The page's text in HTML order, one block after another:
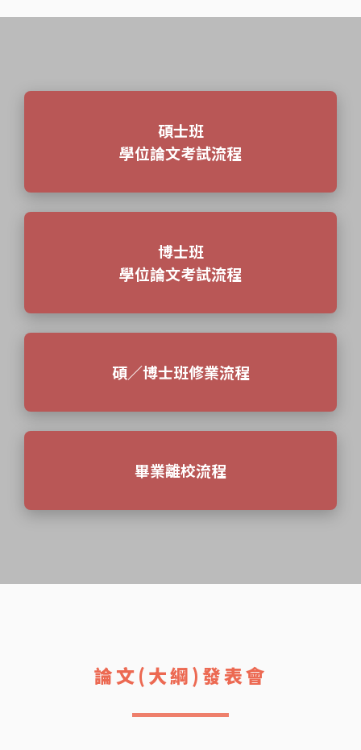
碩士班
學位論文考試流程
博士班
學位論文考試流程
碩／博士班修業流程
畢業離校流程
論文(大綱)發表會